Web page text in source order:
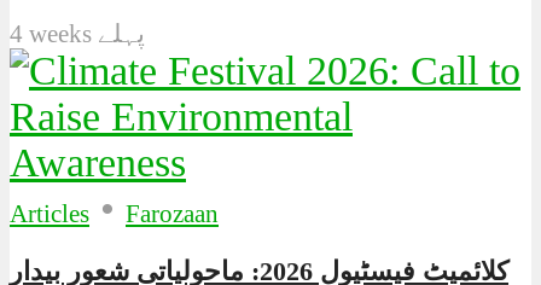
4 weeks پہلے
Articles • Farozaan
کلائمیٹ فیسٹیول 2026: ماحولیاتی شعور بیدار